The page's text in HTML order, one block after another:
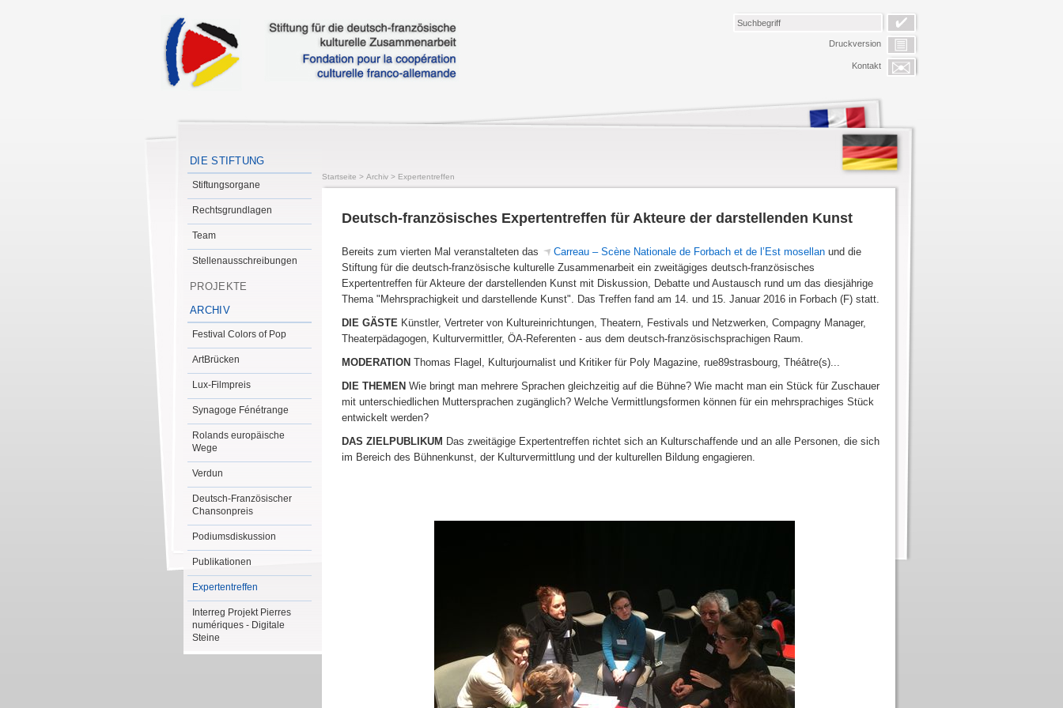
Druckversion
Kontakt
DIE STIFTUNG
Stiftungsorgane
Rechtsgrundlagen
Team
Stellenausschreibungen
PROJEKTE
ARCHIV
Festival Colors of Pop
ArtBrücken
Lux-Filmpreis
Synagoge Fénétrange
Rolands europäische
Wege
Verdun
Deutsch-Französischer
Chansonpreis
Podiumsdiskussion
Publikationen
Expertentreffen
Interreg Projekt Pierres
numériques - Digitale
Steine
Startseite > Archiv > Expertentreffen
Deutsch-französisches Expertentreffen für Akteure der darstellenden Kunst
Bereits zum vierten Mal veranstalteten das Carreau – Scène Nationale de Forbach et de l’Est mosellan und die
Stiftung für die deutsch-französische kulturelle Zusammenarbeit ein zweitägiges deutsch-französisches
Expertentreffen für Akteure der darstellenden Kunst mit Diskussion, Debatte und Austausch rund um das diesjährige
Thema "Mehrsprachigkeit und darstellende Kunst". Das Treffen fand am 14. und 15. Januar 2016 in Forbach (F) statt.
DIE GÄSTE Künstler, Vertreter von Kultureinrichtungen, Theatern, Festivals und Netzwerken, Compagny Manager,
Theaterpädagogen, Kulturvermittler, ÖA-Referenten - aus dem deutsch-französischsprachigen Raum.
MODERATION Thomas Flagel, Kulturjournalist und Kritiker für Poly Magazine, rue89strasbourg, Théâtre(s)...
DIE THEMEN Wie bringt man mehrere Sprachen gleichzeitig auf die Bühne? Wie macht man ein Stück für Zuschauer
mit unterschiedlichen Muttersprachen zugänglich? Welche Vermittlungsformen können für ein mehrsprachiges Stück
entwickelt werden?
DAS ZIELPUBLIKUM Das zweitägige Expertentreffen richtet sich an Kulturschaffende und an alle Personen, die sich
im Bereich des Bühnenkunst, der Kulturvermittlung und der kulturellen Bildung engagieren.